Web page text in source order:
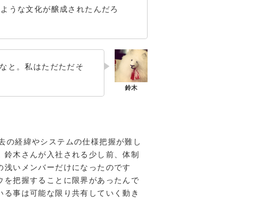
うな文化が醸成されたんだろ
と。私はただただそ
経緯やシステムの仕様把握が難し
木さんが入社される少し前、体制
いメンバーだけになったのです
把握することに限界があったんで
事は可能な限り共有していく動き